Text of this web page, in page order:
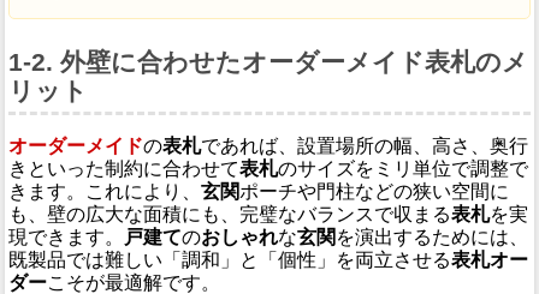
1-2. 外壁に合わせたオーダーメイド表札のメ
リット
オーダーメイドの表札であれば、設置場所の幅、高さ、奥行
きといった制約に合わせて表札のサイズをミリ単位で調整で
きます。これにより、 玄関ポーチや門柱などの狭い空間に
も、壁の広大な面積にも、完璧なバランスで収まる表札を実
現できます。
戸建てのおしゃれな玄関 を演出するためには、
既製品では難しい「調和」と「個性」を両立させる表札オー
ダーこそが最適解です。